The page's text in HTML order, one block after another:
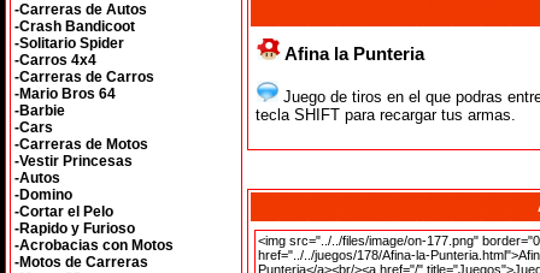
-Carreras de Autos
-Crash Bandicoot
-Solitario Spider
-Carros 4x4
-Carreras de Carros
-Mario Bros 64
-Barbie
-Cars
-Carreras de Motos
-Vestir Princesas
-Autos
-Domino
-Cortar el Pelo
-Rapido y Furioso
-Acrobacias con Motos
-Motos de Carreras
Afina la Punteria
Juego de tiros en el que podras
tecla SHIFT para recargar tus armas.